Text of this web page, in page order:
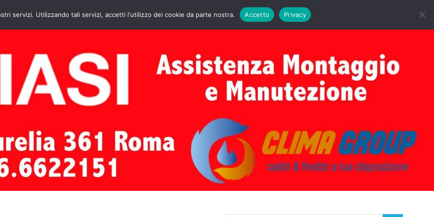
HOME CONTATTI ASSISTENZA CALDAIE BIASI PRIMA ACCENSIONE CALDAIE BIASI
servizi. Utilizzando tali servizi, accetti l'utilizzo dei cookie da parte nostra. Accetto Privacy